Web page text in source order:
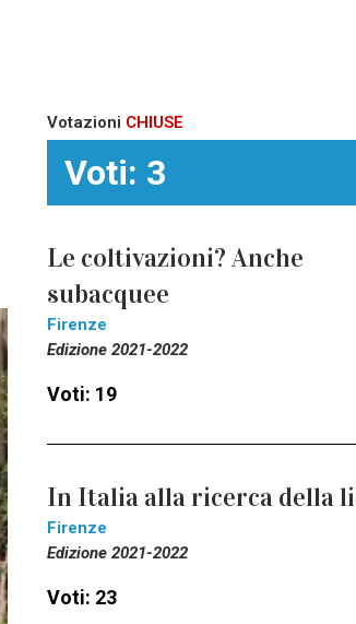
Votazioni CHIUSE
Voti: 3
Le coltivazioni? Anche
subacquee
Firenze
Edizione 2021-2022
Voti: 19
In Italia alla ricerca della
Firenze
Edizione 2021-2022
Voti: 23